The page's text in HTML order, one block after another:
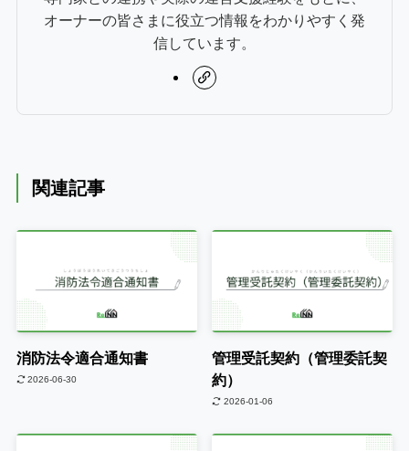
オーナーの皆さまに役立つ情報をわかりやすく発
信しています。
関連記事
消防法令適合通知書
2026-06-30
管理受託契約（管理委託契
約）
2026-01-06